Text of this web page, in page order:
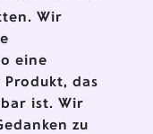
Wir
eine
das
ist. Wir
zu